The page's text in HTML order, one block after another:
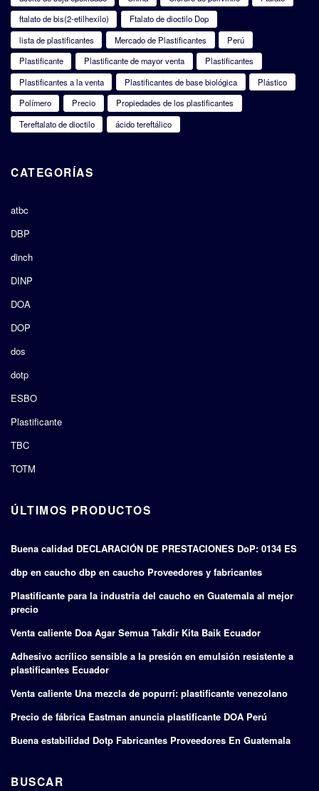
ftalato de bis(2-etilhexilo)
Ftalato de dioctilo Dop
lista de plastificantes
Mercado de Plastificantes
Perú
Plastificante
Plastificante de mayor venta
Plastificantes
Plastificantes a la venta
Plastificantes de base biológica
Plástico
Polímero
Precio
Propiedades de los plastificantes
Tereftalato de dioctilo
ácido tereftálico
CATEGORÍAS
atbc
DBP
dinch
DINP
DOA
DOP
dos
dotp
ESBO
Plastificante
TBC
TOTM
ÚLTIMOS PRODUCTOS
Buena calidad DECLARACIÓN DE PRESTACIONES DoP: 0134 ES
dbp en caucho dbp en caucho Proveedores y fabricantes
Plastificante para la industria del caucho en Guatemala al mejor
precio
Venta caliente Doa Agar Semua Takdir Kita Baik Ecuador
Adhesivo acrílico sensible a la presión en emulsión resistente a
plastificantes Ecuador
Venta caliente Una mezcla de popurrí: plastificante venezolano
Precio de fábrica Eastman anuncia plastificante DOA Perú
Buena estabilidad Dotp Fabricantes Proveedores En Guatemala
BUSCAR